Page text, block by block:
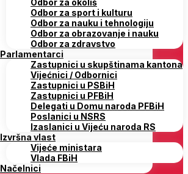
Odbor za okoliš
Odbor za sport i kulturu
Odbor za nauku i tehnologiju
Odbor za obrazovanje i nauku
Odbor za zdravstvo
Parlamentarci
Zastupnici u skupštinama kantona
Vijećnici / Odbornici
Zastupnici u PSBiH
Zastupnici u PFBiH
Delegati u Domu naroda PFBiH
Poslanici u NSRS
Izaslanici u Vijeću naroda RS
Izvršna vlast
Vijeće ministara
Vlada FBiH
Načelnici